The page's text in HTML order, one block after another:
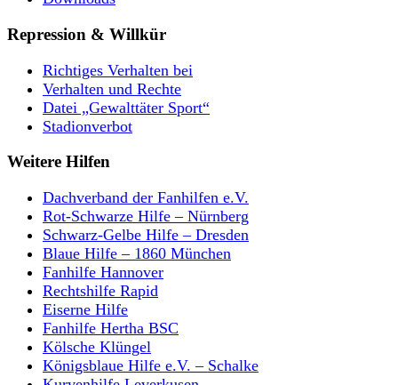
Repression & Willkür
Richtiges Verhalten bei
Verhalten und Rechte
Datei „Gewalttäter Sport“
Stadionverbot
Weitere Hilfen
Dachverband der Fanhilfen e.V.
Rot-Schwarze Hilfe – Nürnberg
Schwarz-Gelbe Hilfe – Dresden
Blaue Hilfe – 1860 München
Fanhilfe Hannover
Rechtshilfe Rapid
Eiserne Hilfe
Fanhilfe Hertha BSC
Kölsche Klüngel
Königsblaue Hilfe e.V. – Schalke